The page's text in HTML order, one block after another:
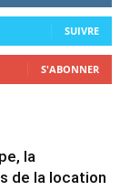
SUIVRE
S'ABONNER
la
de la location